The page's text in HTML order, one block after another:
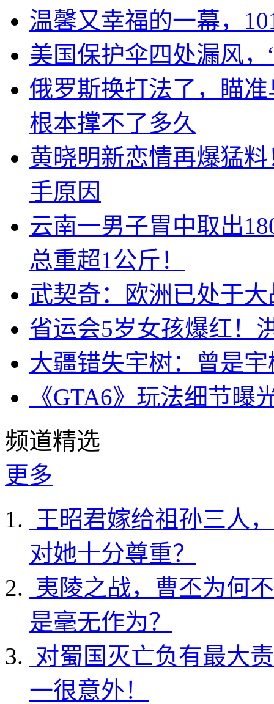
温馨又幸福的一幕，
美国保护伞四处漏风
俄罗斯换打法了，瞄
根本撑不了多久
黄晓明新恋情再爆猛
手原因
云南一男子胃中取出
总重超1公斤！
武契奇：欧洲已处于
省运会5岁女孩爆红！
大疆错失宇树：曾是
《GTA6》玩法细节
频道精选
更多
王昭君嫁给祖孙三人
对她十分尊重？
夷陵之战，曹丕为何
是毫无作为？
对蜀国灭亡负有最大
一很意外！